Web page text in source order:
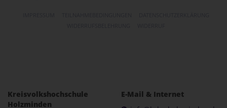
Kreisvolkshochschule
Holzminden
E-Mail & Internet